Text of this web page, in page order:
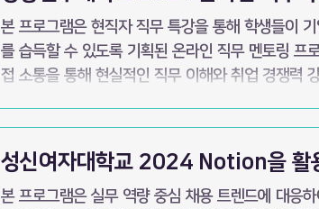
본 프로그램은 현직자 직무 특강을 통해 학생들이
를 습득할 수 있도록 기획된 온라인 직무 멘토링 프
접 소통을 통해 현실적인 직무 이해와 취업 경쟁력
되어서 흥미로웠습니다.” “학교 수업에서 접하기
생 후기- 일시 2025년 1월20일, 22일 회차별 강연 내용 IT 직무 특강, 경영·전략 직무 특강, 직무별
현직자를 초청하여 실제 업무, 필요 역량, 취업 준비
성신여자대학교 2024 Notion을 활
본 프로그램은 실무 역량 중심 채용 트렌드에 대응